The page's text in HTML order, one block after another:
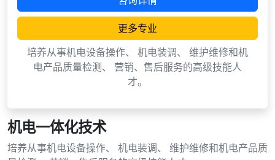
机电一体化技术
培养从事机电设备操作、 机电装调、 维护维修和机电产品质
更多专业
培养从事机电设备操作、 机电装调、 维护维修和机
电产品质量检测、 营销、售后服务的高级技能人
才。